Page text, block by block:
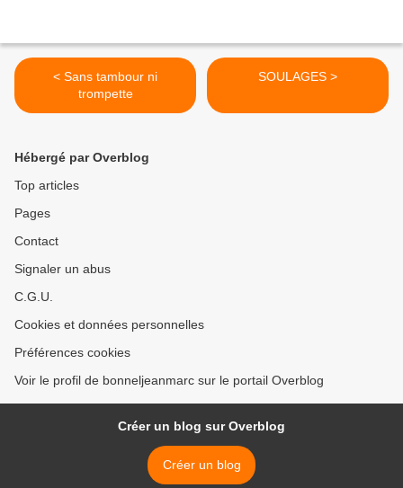
< Sans tambour ni
trompette
SOULAGES >
Hébergé par Overblog
Top articles
Pages
Contact
Signaler un abus
C.G.U.
Cookies et données personnelles
Préférences cookies
Voir le profil de bonneljeanmarc sur le portail Overblog
Créer un blog sur Overblog
Créer un blog